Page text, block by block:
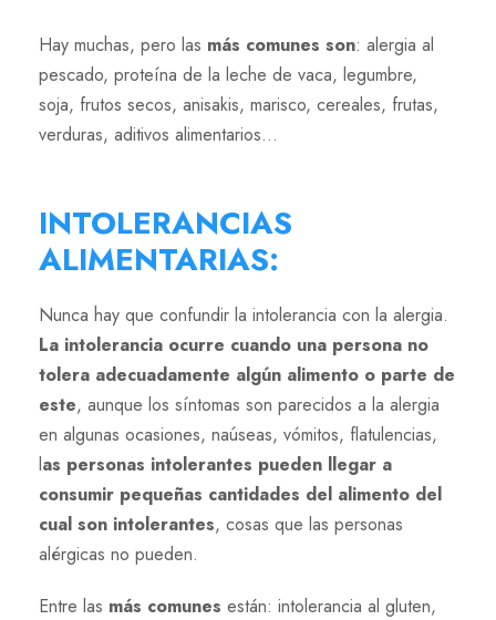
Hay muchas, pero las más comunes son: alergia al
pescado, proteína de la leche de vaca, legumbre,
soja, frutos secos, anisakis, marisco, cereales, frutas,
verduras, aditivos alimentarios…
INTOLERANCIAS
ALIMENTARIAS:
Nunca hay que confundir la intolerancia con la alergia.
La intolerancia ocurre cuando una persona no
tolera adecuadamente algún alimento o parte de
este, aunque los síntomas son parecidos a la alergia
en algunas ocasiones, naúseas, vómitos, flatulencias,
las personas intolerantes pueden llegar a
consumir pequeñas cantidades del alimento del
cual son intolerantes, cosas que las personas
alérgicas no pueden.
Entre las más comunes están: intolerancia al gluten,